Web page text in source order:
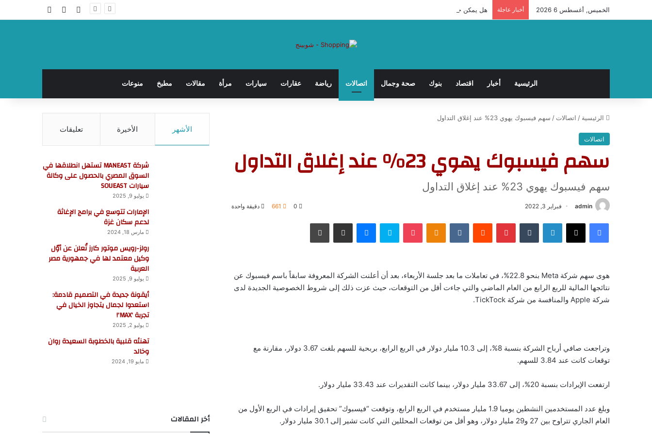
الخميس, أغسطس 6 2026 أخبار عاجلة هل يمكن حدوث حمل بعد سن الأربعين؟ بقلم: الدكتور حمام جاويش تسجيل الدخول
مقال عشوائي
الرئيسية أخبار اقتصاد بنوك صحة وجمال اتصالات رياضة عقارات سيارات مرأة مقالات مطبخ منوعات
الرئيسية / اتصالات / سهم فيسبوك يهوي 23% عند إغلاق التداول
اتصالات
سهم فيسبوك يهوي 23% عند إغلاق التداول
سهم فيسبوك يهوي 23% عند إغلاق التداول
admin فبراير 3, 2022 0
661 دقيقة واحدة
فيسبوك لينكدإن بينتيريست سكايب
هوى سهم شركة Meta بنحو 22.8%، في تعاملات ما بعد جلسة الأربعاء، بعد أن أعلنت الشركة المعروفة سابقاً باسم فيسبوك عن
نتائجها المالية للربع الرابع من العام الماضي والتي جاءت أقل من التوقعات، حيث عزت ذلك إلى شروط الخصوصية الجديدة لدى
شركة Apple والمنافسة من شركة TickTock.
وتراجعت صافي أرباح الشركة بنسبة 8%، إلى 10.3 مليار دولار في الربع الرابع، بربحية للسهم بلغت 3.67 دولار، مقارنة مع
توقعات كانت عند 3.84 للسهم.
ارتفعت الإيرادات بنسبة 20%، إلى 33.67 مليار دولار، بينما كانت التقديرات عند 33.43 مليار دولار.
وبلغ عدد المستخدمين النشطين يوميا 1.9 مليار مستخدم في الربع الرابع، وتوقعت “فيسبوك” تحقيق إيرادات في الربع الأول من
العام الجاري تتراوح بين 27 و29 مليار دولار، وهو أقل من توقعات المحللين التي كانت تشير إلى 30.1 مليار دولار.
الأشهر الأخيرة تعليقات
شركة MANEAST تستهل انطلاقها في
السوق المصري بالحصول على وكالة
سيارات SOUEAST
يوليو 9, 2025
الإمارات تتوسع في برامج الإغاثة
لدعم سكان غزة
مارس 18, 2024
رولز-رويس موتور كارز تُعلن عن أوّل
وكيل معتمد لها في جمهورية مصر
العربية
يوليو 9, 2025
أيقونة جديدة في التصميم قادمة:
استعدوا لجمال يتجاوز الخيال في
تجربة ‘MAX’!
يوليو 2, 2025
تهنئه قلبية بالخطوبة السعيدة روان
وخالد
مايو 19, 2024
أخر المقالات